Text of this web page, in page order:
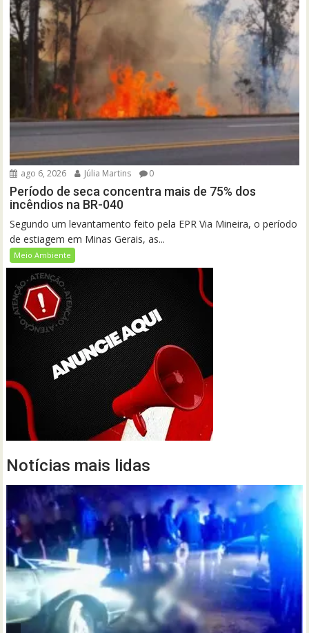
ago 6, 2026 Júlia Martins 0
Período de seca concentra mais de 75% dos
incêndios na BR-040
Segundo um levantamento feito pela EPR Via Mineira, o período
de estiagem em Minas Gerais, as...
Meio Ambiente
Notícias mais lidas